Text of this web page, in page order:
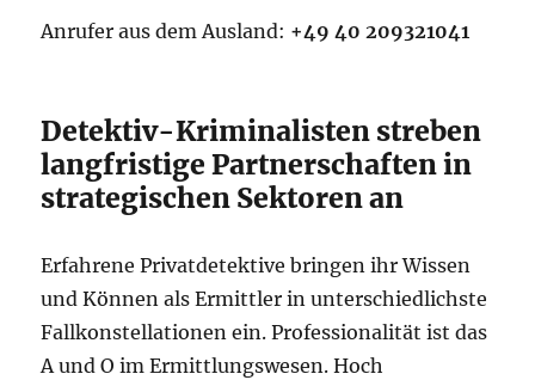
Anrufer aus dem Ausland: +49 40 209321041
Detektiv-Kriminalisten streben
langfristige Partnerschaften in
strategischen Sektoren an
Erfahrene Privatdetektive bringen ihr Wissen
und Können als Ermittler in unterschiedlichste
Fallkonstellationen ein. Professionalität ist das
A und O im Ermittlungswesen. Hoch